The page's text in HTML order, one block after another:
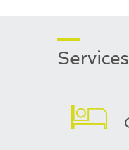
Services